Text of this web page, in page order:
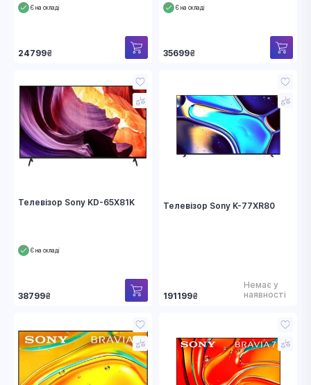
Є на складі
24799₴
Є на складі
35699₴
Телевізор Sony KD-65X81K
Є на складі
38799₴
Телевізор Sony K-77XR80
191199₴
Немає у
наявності